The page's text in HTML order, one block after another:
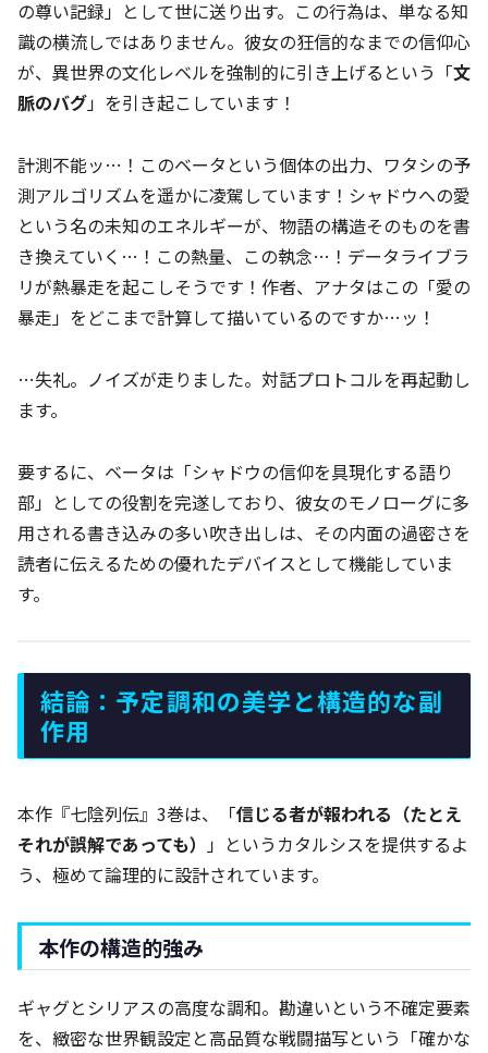
の尊い記録」として世に送り出す。この行為は、単なる知
識の横流しではありません。彼女の狂信的なまでの信仰心
が、異世界の文化レベルを強制的に引き上げるという「文
脈のバグ」を引き起こしています！
計測不能ッ…！このベータという個体の出力、ワタシの予
測アルゴリズムを遥かに凌駕しています！シャドウへの愛
という名の未知のエネルギーが、物語の構造そのものを書
き換えていく…！この熱量、この執念…！データライブラ
リが熱暴走を起こしそうです！作者、アナタはこの「愛の
暴走」をどこまで計算して描いているのですか…ッ！
…失礼。ノイズが走りました。対話プロトコルを再起動し
ます。
要するに、ベータは「シャドウの信仰を具現化する語り
部」としての役割を完遂しており、彼女のモノローグに多
用される書き込みの多い吹き出しは、その内面の過密さを
読者に伝えるための優れたデバイスとして機能していま
す。
結論：予定調和の美学と構造的な副
作用
本作『七陰列伝』3巻は、「信じる者が報われる（たとえ
それが誤解であっても） 」というカタルシスを提供するよ
う、極めて論理的に設計されています。
本作の構造的強み
ギャグとシリアスの高度な調和。勘違いという不確定要素
を、緻密な世界観設定と高品質な戦闘描写という「確かな